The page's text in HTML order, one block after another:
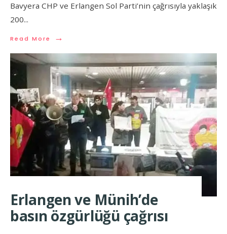
Bavyera CHP ve Erlangen Sol Parti’nin çağrısıyla yaklaşık
200...
Read More →
Erlangen ve Münih’de
basın özgürlüğü çağrısı